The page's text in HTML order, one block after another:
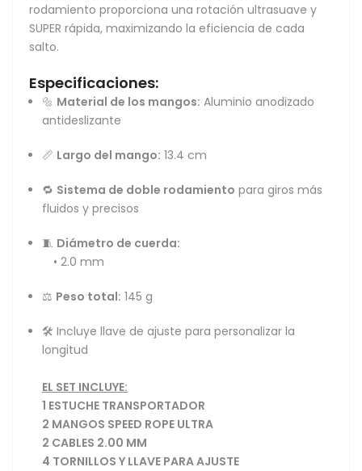
rodamiento proporciona una rotación ultrasuave y
SUPER rápida, maximizando la eficiencia de cada
salto.
Especificaciones:
🔩 Material de los mangos: Aluminio anodizado
antideslizante
📏 Largo del mango: 13.4 cm
🔁 Sistema de doble rodamiento para giros más
fluidos y precisos
🧵 Diámetro de cuerda:
• 2.0 mm
⚖️ Peso total: 145 g
🛠️ Incluye llave de ajuste para personalizar la
longitud
EL SET INCLUYE:
1 ESTUCHE TRANSPORTADOR
2 MANGOS SPEED ROPE ULTRA
2 CABLES 2.00 MM
4 TORNILLOS Y LLAVE PARA AJUSTE